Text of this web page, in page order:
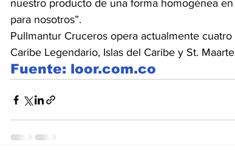
nuestro producto de una forma homogénea
para nosotros”.
Pullmantur Cruceros opera actualmente
Caribe Legendario, Islas del Caribe y St.
Fuente: loor.com.co